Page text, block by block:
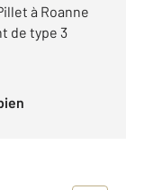
à Roanne
de type 3